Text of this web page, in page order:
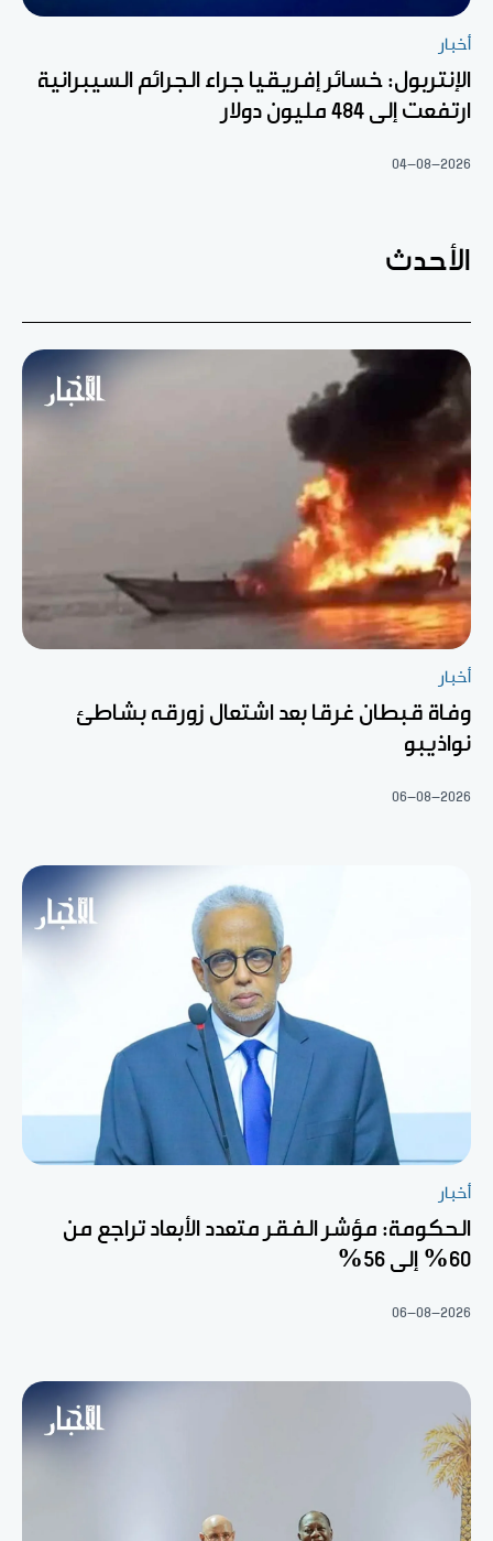
أخبار
الإنتربول: خسائر إفريقيا جراء الجرائم السيبرانية
ارتفعت إلى 484 مليون دولار
04-08-2026
الأحدث
أخبار
وفاة قبطان غرقا بعد اشتعال زورقه بشاطئ
نواذيبو
06-08-2026
أخبار
الحكومة: مؤشر الفقر متعدد الأبعاد تراجع من
60% إلى 56%
06-08-2026